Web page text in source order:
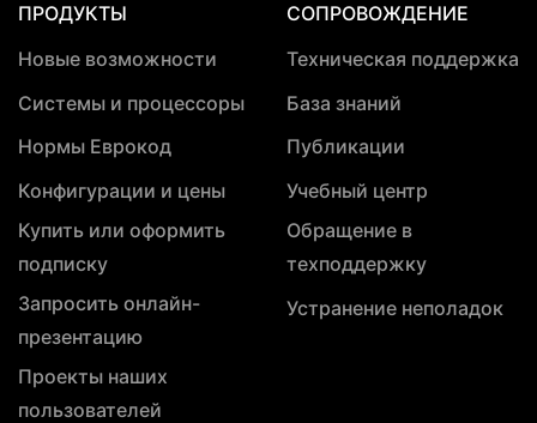
ПРОДУКТЫ
Новые возможности
Системы и процессоры
Нормы Еврокод
Конфигурации и цены
Купить или оформить
подписку
Запросить онлайн-
презентацию
Проекты наших
пользователей
СОПРОВОЖДЕНИЕ
Техническая поддержка
База знаний
Публикации
Учебный центр
Обращение в
техподдержку
Устранение неполадок